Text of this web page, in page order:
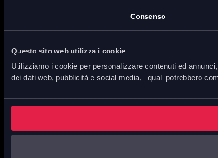
Consenso
Questo sito web utilizza i cookie
Utilizziamo i cookie per personalizzare contenuti ed
dei dati web, pubblicità e social media, i quali potrebbero